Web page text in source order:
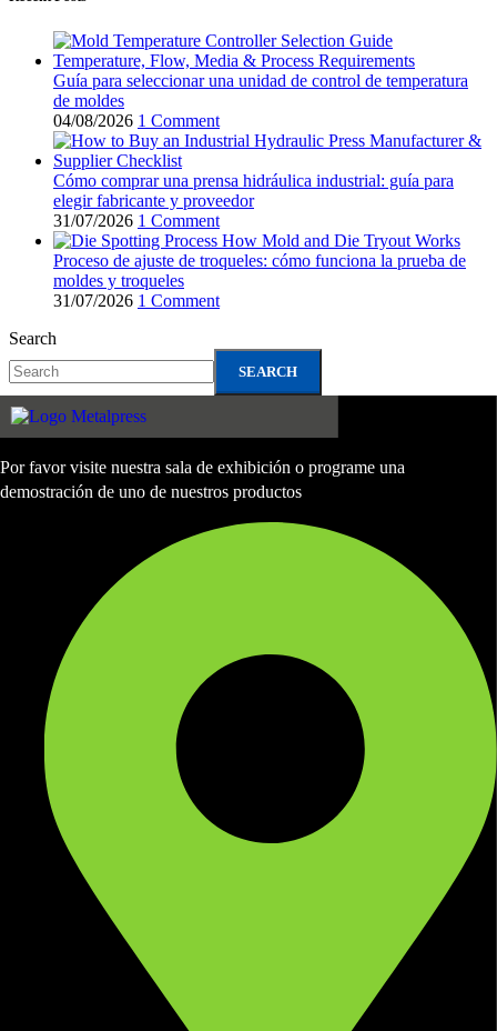
Guía para seleccionar una unidad de control de temperatura
de moldes
04/08/2026 1 Comment
Cómo comprar una prensa hidráulica industrial: guía para
elegir fabricante y proveedor
31/07/2026 1 Comment
Proceso de ajuste de troqueles: cómo funciona la prueba de
moldes y troqueles
31/07/2026 1 Comment
Search
SEARCH
Por favor visite nuestra sala de exhibición o programe una
demostración de uno de nuestros productos